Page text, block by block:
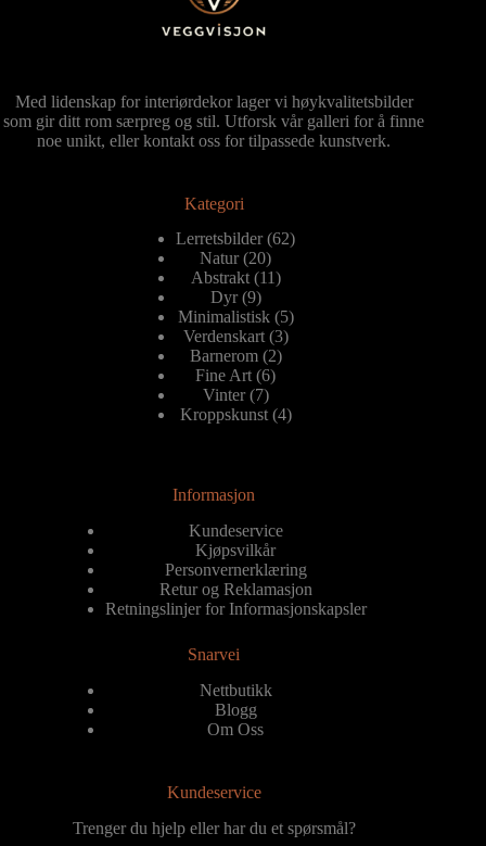
Med lidenskap for interiørdekor lager vi høykvalitetsbilder
som gir ditt rom særpreg og stil. Utforsk vår galleri for å finne
noe unikt, eller kontakt oss for tilpassede kunstverk.
Kategori
Lerretsbilder 6262
Natur 2020
produkter
Abstrakt 1111
Dyr 99
produkter
Minimalistisk 55
produkter
Verdenskart 33
produkter
Barnerom 22
produkter
Fine Art 66
Vinter 77
produkter
Kroppskunst 44
Informasjon
Kundeservice
Kjøpsvilkår
Personvernerklæring
Retur og Reklamasjon
Retningslinjer for Informasjonskapsler
Snarvei
Nettbutikk
Blogg
Om Oss
Kundeservice
Trenger du hjelp eller har du et spørsmål?